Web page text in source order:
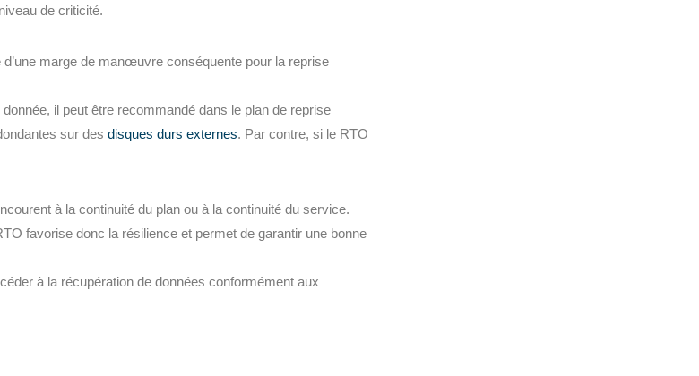
de criticité.
marge de manœuvre conséquente pour la reprise
il peut être recommandé dans le plan de reprise
sur des disques durs externes. Par contre, si le RTO
à la continuité du plan ou à la continuité du service.
favorise donc la résilience et permet de garantir une bonne
à la récupération de données conformément aux